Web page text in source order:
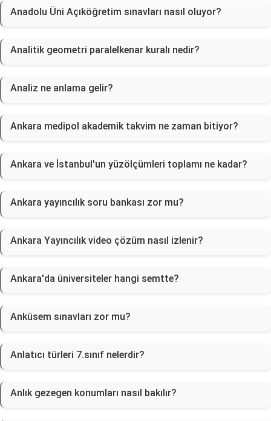
Anadolu Üni Açıköğretim sınavları nasıl oluyor?
Analitik geometri paralelkenar kuralı nedir?
Analiz ne anlama gelir?
Ankara medipol akademik takvim ne zaman bitiyor?
Ankara ve İstanbul'un yüzölçümleri toplamı ne kadar?
Ankara yayıncılık soru bankası zor mu?
Ankara Yayıncılık video çözüm nasıl izlenir?
Ankara'da üniversiteler hangi semtte?
Anküsem sınavları zor mu?
Anlatıcı türleri 7.sınıf nelerdir?
Anlık gezegen konumları nasıl bakılır?